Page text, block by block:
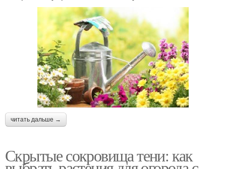
читать дальше →
Скрытые сокровища тени: как